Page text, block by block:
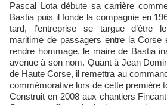
Pascal Lota débute sa carrière
Bastia puis il fonde la compagnie en
tard, l’entreprise se targue d’être
maritime de passagers entre la Corse
rendre hommage, le maire de Bastia
avenue à son nom. Quant à Jean
de Haute Corse, il remettra au
commémorative lors de cette première
Construit en 2008 aux chantiers